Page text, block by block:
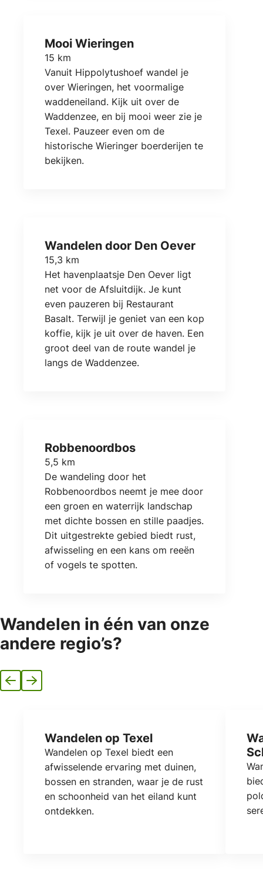
Mooi Wieringen
15 km
Vanuit Hippolytushoef wandel je
over Wieringen, het voormalige
waddeneiland. Kijk uit over de
Waddenzee, en bij mooi weer zie je
Texel. Pauzeer even om de
historische Wieringer boerderijen te
bekijken.
Wandelen door Den Oever
15,3 km
Het havenplaatsje Den Oever ligt
net voor de Afsluitdijk. Je kunt
even pauzeren bij Restaurant
Basalt. Terwijl je geniet van een kop
koffie, kijk je uit over de haven. Een
groot deel van de route wandel je
langs de Waddenzee.
Robbenoordbos
5,5 km
De wandeling door het
Robbenoordbos neemt je mee door
een groen en waterrijk landschap
met dichte bossen en stille paadjes.
Dit uitgestrekte gebied biedt rust,
afwisseling en een kans om reeën
of vogels te spotten.
Wandelen in één van onze
andere regio’s?
VorigeVolgende
Wandelen op Texel
Wandelen op Texel biedt een
afwisselende ervaring met duinen,
bossen en stranden, waar je de rust
en schoonheid van het eiland kunt
ontdekken.